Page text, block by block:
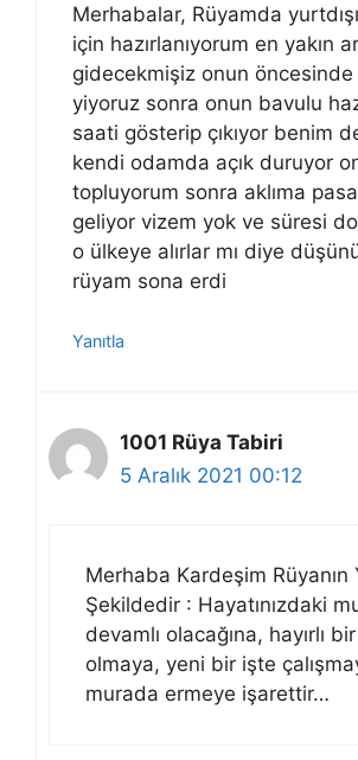
Merhabalar, Rüyamda
için hazırlanıyorum en yakın
gidecekmişiz onun
yiyoruz sonra onun bavulu
saati gösterip çıkıyor benim
kendi odamda açık duruyor
topluyorum sonra aklıma
geliyor vizem yok ve süresi
o ülkeye alırlar mı diye
rüyam sona erdi
Yanıtla
1001 Rüya Tabiri
5 Aralık 2021 00:12
Merhaba Kardeşim Rüyanın
Şekildedir : Hayatınızdaki
devamlı olacağına, hayırlı
olmaya, yeni bir işte
murada ermeye işarettir…